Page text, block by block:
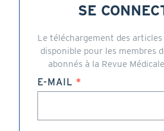
SE
Le téléchargement des
disponible pour les membres
abonnés à la Revue
E-MAIL